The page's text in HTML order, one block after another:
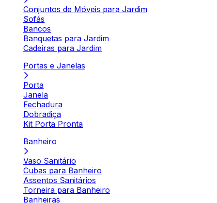
Conjuntos de Móveis para Jardim
Sofás
Bancos
Banquetas para Jardim
Cadeiras para Jardim
Portas e Janelas
Porta
Janela
Fechadura
Dobradiça
Kit Porta Pronta
Banheiro
Vaso Sanitário
Cubas para Banheiro
Assentos Sanitários
Torneira para Banheiro
Banheiras